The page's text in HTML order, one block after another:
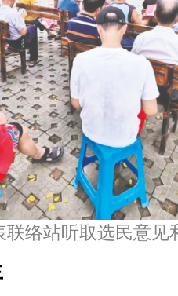
络站听取选民意见